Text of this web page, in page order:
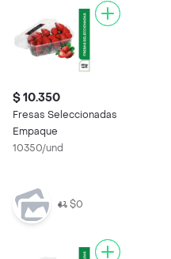
$ 10.350
Fresas Seleccionadas
Empaque
10350/und
$0